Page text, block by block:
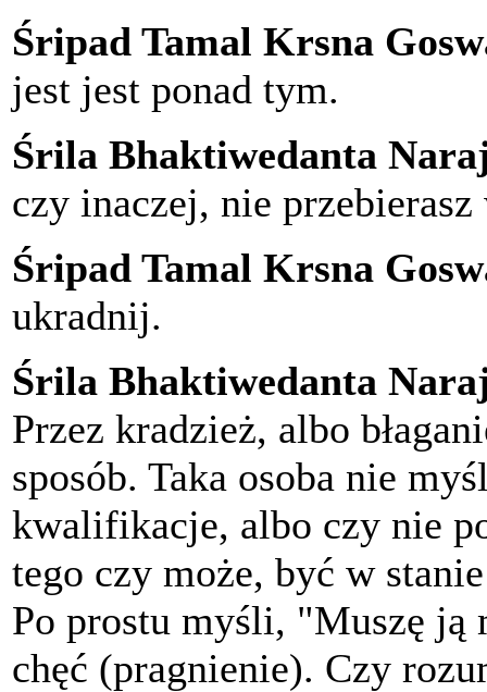
Śripad Tamal Krsna
jest jest ponad tym.
Śrila Bhaktiwedanta
czy inaczej, nie
Śripad Tamal Krsna
ukradnij.
Śrila Bhaktiwedanta
Przez kradzież, albo
sposób. Taka osoba nie
kwalifikacje, albo czy nie
tego czy może, być w
Po prostu myśli, "Muszę
chęć (pragnienie). Czy